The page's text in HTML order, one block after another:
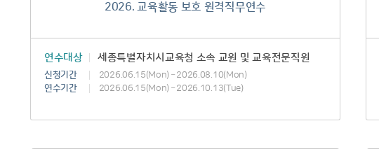
2026. 교육활동 보호 원격직무연수
연수대상 세종특별자치시교육청 소속 교원 및 교육전문직원
신청기간
2026.06.15(Mon) – 2026.08.10(Mon)
연수기간
2026.06.15(Mon) – 2026.10.13(Tue)